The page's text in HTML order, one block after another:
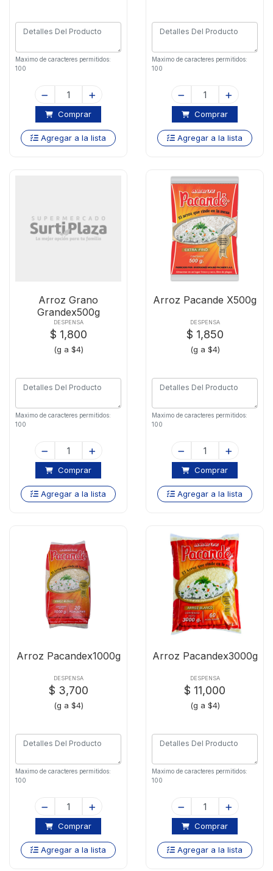
Maximo de caracteres permitidos:
100
Comprar
Agregar a la lista
Maximo de caracteres permitidos:
100
Comprar
Agregar a la lista
Arroz Grano
Grandex500g
DESPENSA
$ 1,800
(g a $4)
Maximo de caracteres permitidos:
100
Comprar
Agregar a la lista
Arroz Pacande X500g
DESPENSA
$ 1,850
(g a $4)
Maximo de caracteres permitidos:
100
Comprar
Agregar a la lista
Arroz Pacandex1000g
DESPENSA
$ 3,700
(g a $4)
Maximo de caracteres permitidos:
100
Comprar
Agregar a la lista
Arroz Pacandex3000g
DESPENSA
$ 11,000
(g a $4)
Maximo de caracteres permitidos:
100
Comprar
Agregar a la lista